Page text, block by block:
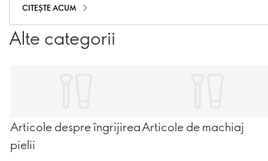
CITEȘTE ACUM
Alte categorii
Articole despre îngrijirea
pielii
Articole de machiaj